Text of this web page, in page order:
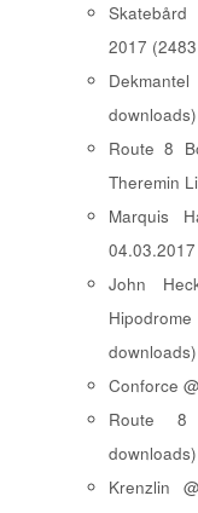
2017
downloads)
Route 8
Theremin
Marquis
John
downloads)
Conforce
Route 8
downloads)
Krenzlin